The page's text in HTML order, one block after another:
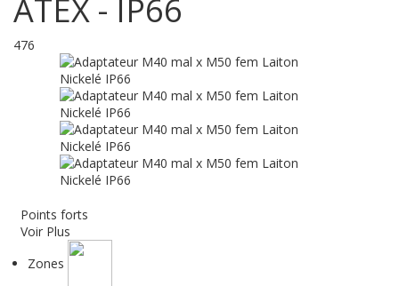
ATEX - IP66
476
Points forts
Voir Plus
Zones